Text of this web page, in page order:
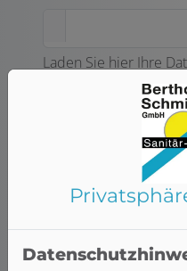
Laden Sie hier Ihre
Hinweis zur Dateigröße: